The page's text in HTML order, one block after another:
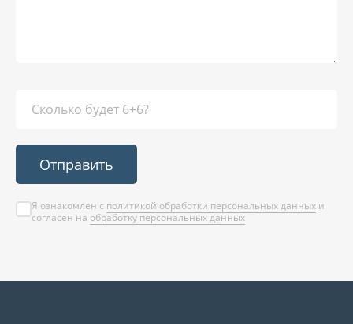
Отправить
Я ознакомлен с политикой обработки персональных данных и
согласен на обработку персональных данных